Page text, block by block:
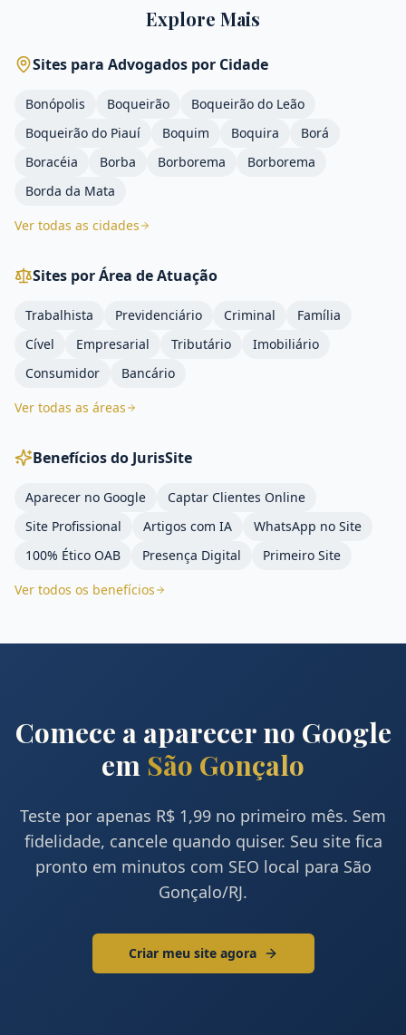
Explore Mais
Sites para Advogados por Cidade
Bonópolis Boqueirão
Boqueirão do Leão
Boqueirão do Piauí
Boquim Boquira
Borá
Boracéia
Borba Borborema
Borborema
Borda da Mata
Ver todas as cidades
Sites por Área de Atuação
Trabalhista Previdenciário Criminal
Família
Cível
Empresarial Tributário
Imobiliário
Consumidor
Bancário
Ver todas as áreas
Benefícios do JurisSite
Aparecer no Google
Captar Clientes Online
Site Profissional
Artigos com IA
WhatsApp no Site
100% Ético OAB
Presença Digital
Primeiro Site
Ver todos os benefícios
Comece a aparecer no Google
em São Gonçalo
Teste por apenas R$ 1,99 no primeiro mês. Sem
fidelidade, cancele quando quiser. Seu site fica
pronto em minutos com SEO local para São
Gonçalo/RJ.
Criar meu site agora